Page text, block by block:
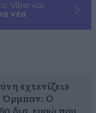
Viber και
νέα
«χτενίζει»
Όρμπαν: Ο